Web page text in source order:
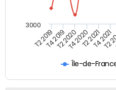
Île-de-
T2 2019T4 2019T2 2020T4 2020T2 2021T4 2021
T2
3000